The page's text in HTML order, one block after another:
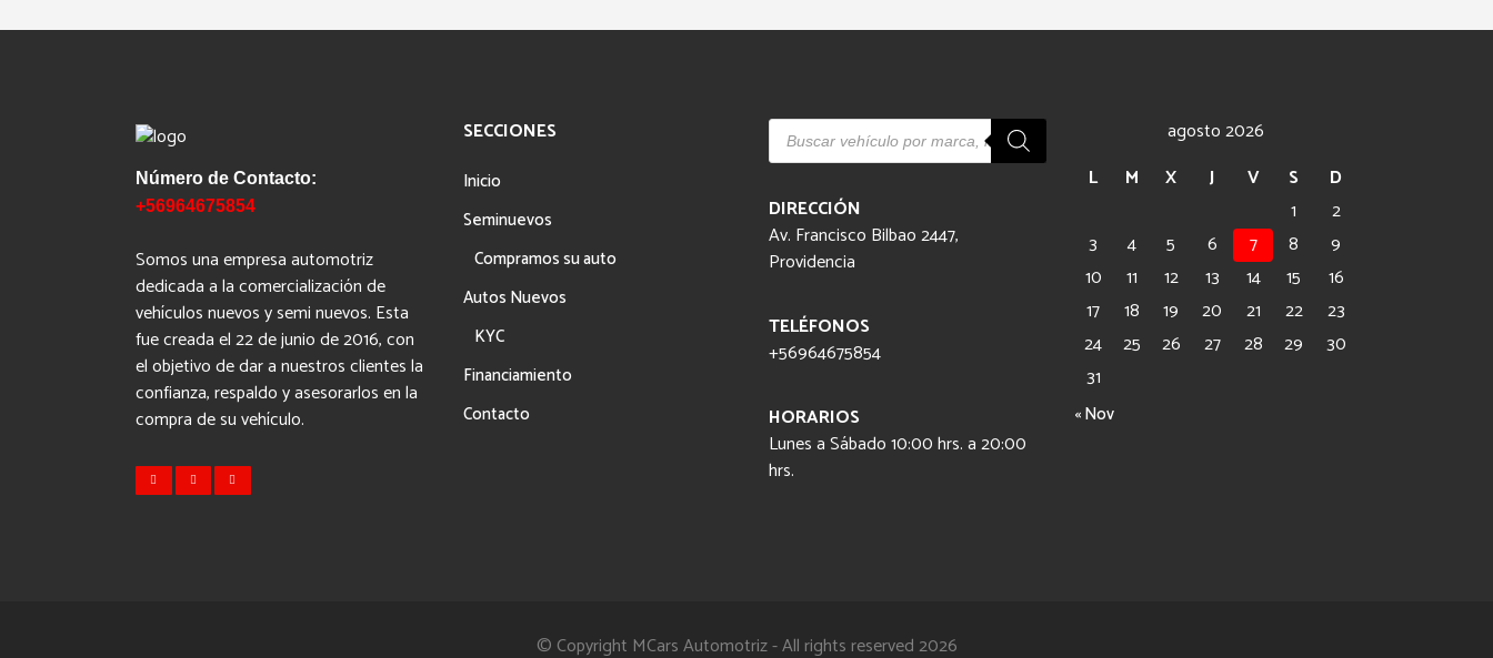
Número de Contacto:
+56964675854
Somos una empresa automotriz
dedicada a la comercialización de
vehículos nuevos y semi nuevos. Esta
fue creada el 22 de junio de 2016, con
el objetivo de dar a nuestros clientes la
confianza, respaldo y asesorarlos en la
compra de su vehículo.
SECCIONES
Inicio
Seminuevos
Compramos su auto
Autos Nuevos
KYC
Financiamiento
Contacto
Búsqueda
productos
DIRECCIÓN
Av. Francisco Bilbao 2447,
Providencia
TELÉFONOS
+56964675854
HORARIOS
Lunes a Sábado 10:00 hrs. a 20:00
hrs.
agosto 2026
L
M X J V S
D
1
2
3
4 5 6 7 8
9
10
11 12 13 14 15
16
17
18 19 20 21 22
23
24
25 26 27 28 29
30
31
« Nov
© Copyright MCars Automotriz - All rights reserved 2026